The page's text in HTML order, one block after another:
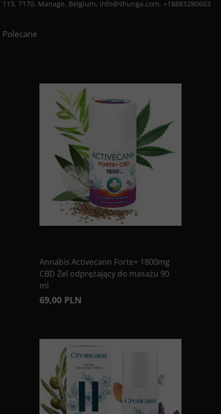
Polecane
Annabis Activecann Forte+ 1800mg
CBD Żel odprężający do masażu 90
ml
69,00 PLN
113, 7170, Manage, Belgium, info@shunga.com, +18883280663